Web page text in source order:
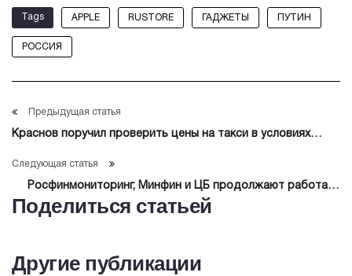
Tags APPLE RUSTORE ГАДЖЕТЫ ПУТИН
РОССИЯ
Предыдущая статья
Краснов поручил проверить цены на такси в условиях
Следующая статья
Росфинмониторинг, Минфин и ЦБ продолжают работать
над регулированием вывоза золота
Поделиться статьей
Другие публикации